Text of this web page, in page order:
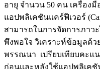
อายุ จำนวน 50 คน เครื่อง
แอปพลิเคชันแคร์ฟีเวอร์
สามารถในการจัดการภาว
พึงพอใจ วิเคราะห์ข้อมูลด้
พรรณนา เปรียบเทียบคะแ
ก่อนและหลังใช้แอปพลิเค